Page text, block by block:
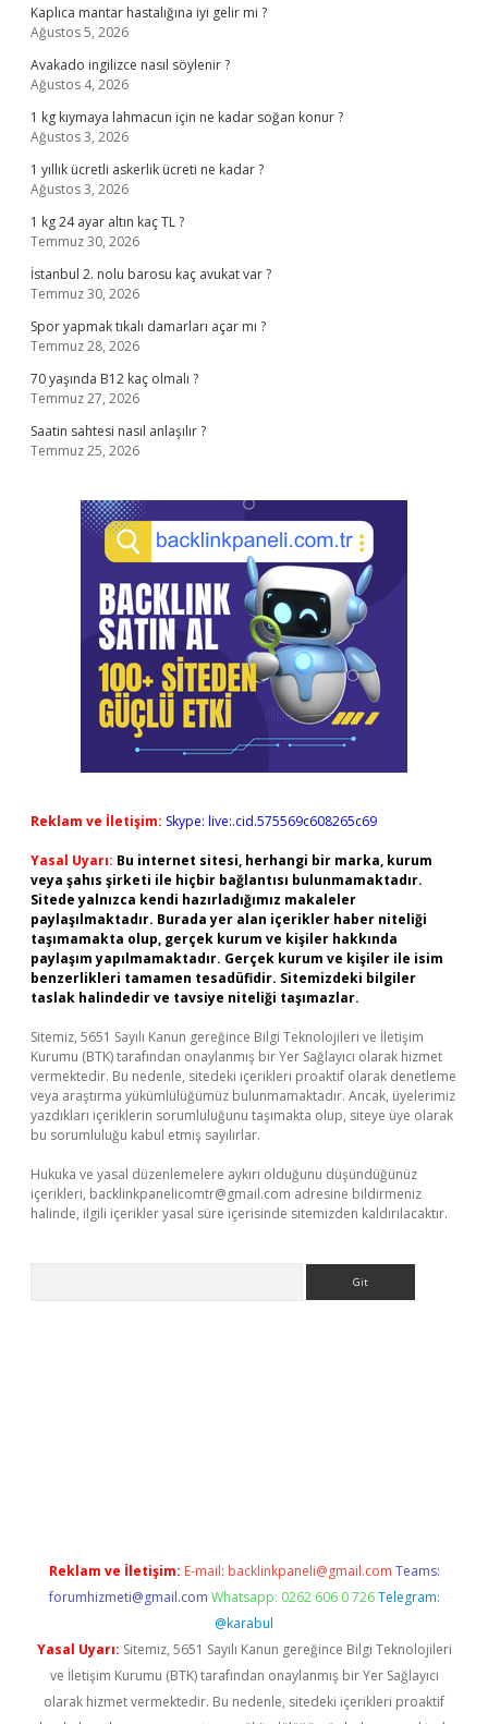
Kaplıca mantar hastalığına iyi gelir mi ?
Ağustos 5, 2026
Avakado ingilizce nasıl söylenir ?
Ağustos 4, 2026
1 kg kıymaya lahmacun için ne kadar soğan konur ?
Ağustos 3, 2026
1 yıllık ücretli askerlik ücreti ne kadar ?
Ağustos 3, 2026
1 kg 24 ayar altın kaç TL ?
Temmuz 30, 2026
İstanbul 2. nolu barosu kaç avukat var ?
Temmuz 30, 2026
Spor yapmak tıkalı damarları açar mı ?
Temmuz 28, 2026
70 yaşında B12 kaç olmalı ?
Temmuz 27, 2026
Saatin sahtesi nasıl anlaşılır ?
Temmuz 25, 2026
Reklam ve İletişim: Skype: live:.cid.575569c608265c69
Yasal Uyarı: Bu internet sitesi, herhangi bir marka, kurum
veya şahıs şirketi ile hiçbir bağlantısı bulunmamaktadır.
Sitede yalnızca kendi hazırladığımız makaleler
paylaşılmaktadır. Burada yer alan içerikler haber niteliği
taşımamakta olup, gerçek kurum ve kişiler hakkında
paylaşım yapılmamaktadır. Gerçek kurum ve kişiler ile isim
benzerlikleri tamamen tesadüfidir. Sitemizdeki bilgiler
taslak halindedir ve tavsiye niteliği taşımazlar.
Sitemiz, 5651 Sayılı Kanun gereğince Bilgi Teknolojileri ve İletişim
Kurumu (BTK) tarafından onaylanmış bir Yer Sağlayıcı olarak hizmet
vermektedir. Bu nedenle, sitedeki içerikleri proaktif olarak denetleme
veya araştırma yükümlülüğümüz bulunmamaktadır. Ancak, üyelerimiz
yazdıkları içeriklerin sorumluluğunu taşımakta olup, siteye üye olarak
bu sorumluluğu kabul etmiş sayılırlar.
Hukuka ve yasal düzenlemelere aykırı olduğunu düşündüğünüz
içerikleri, backlinkpanelicomtr@gmail.com adresine bildirmeniz
halinde, ilgili içerikler yasal süre içerisinde sitemizden kaldırılacaktır.
Reklam ve İletişim: E-mail: backlinkpaneli@gmail.com Teams:
forumhizmeti@gmail.com Whatsapp: 0262 606 0 726 Telegram:
@karabul
Yasal Uyarı: Sitemiz, 5651 Sayılı Kanun gereğince Bilgi Teknolojileri
ve İletişim Kurumu (BTK) tarafından onaylanmış bir Yer Sağlayıcı
olarak hizmet vermektedir. Bu nedenle, sitedeki içerikleri proaktif